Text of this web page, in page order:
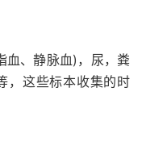
血、静脉血)，尿，粪
，这些标本收集的时